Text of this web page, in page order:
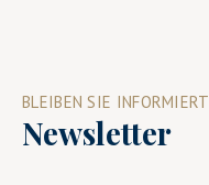
BLEIBEN SIE INFORMIERT
Newsletter